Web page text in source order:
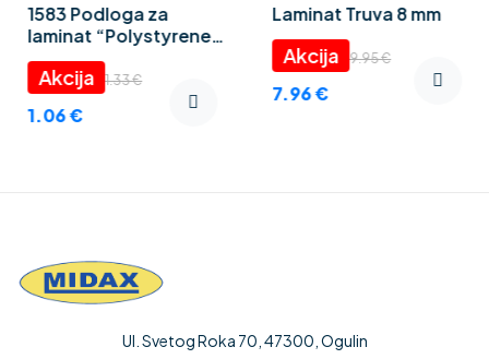
1583 Podloga za
laminat “Polystyrene
foam” 3 mm
1.33€
1.06€
Laminat Truva 8 mm
9.95€
7.96€
Ul. Svetog Roka 70, 47300, Ogulin